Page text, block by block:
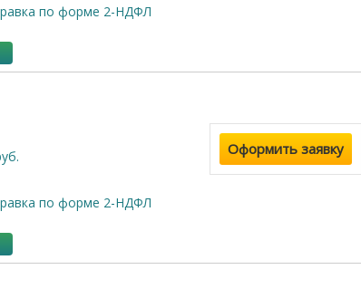
по форме 2-НДФЛ
по форме 2-НДФЛ
Оформить заявку